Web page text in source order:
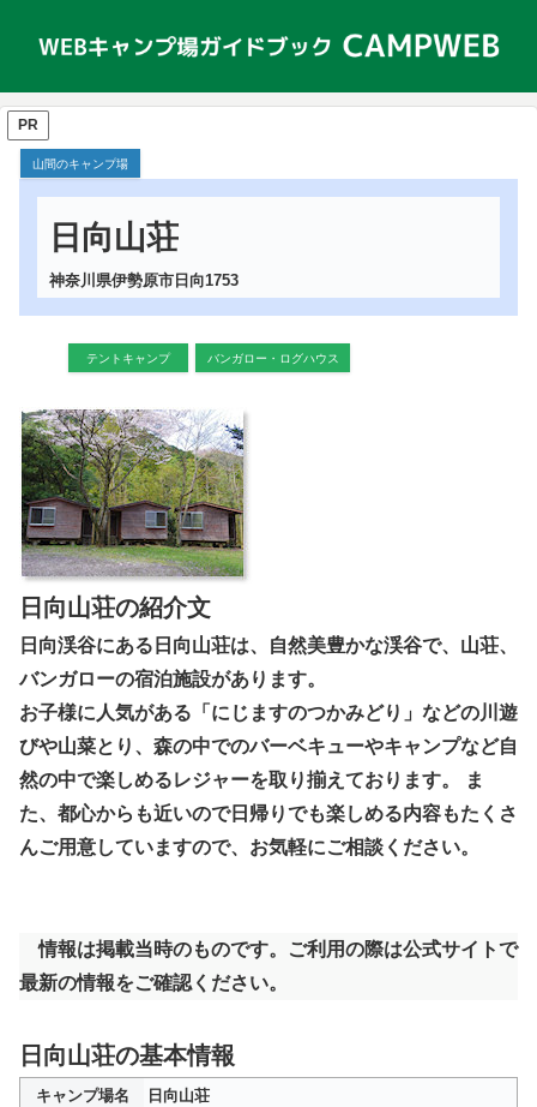
PR
山間のキャンプ場
日向山荘
神奈川県伊勢原市日向1753
テントキャンプ バンガロー・ログハウス
日向山荘の紹介文
日向渓谷にある日向山荘は、自然美豊かな渓谷で、山荘、
バンガローの宿泊施設があります。
お子様に人気がある「にじますのつかみどり」などの川遊
びや山菜とり、森の中でのバーベキューやキャンプなど自
然の中で楽しめるレジャーを取り揃えております。 ま
た、都心からも近いので日帰りでも楽しめる内容もたくさ
んご用意していますので、お気軽にご相談ください。
情報は掲載当時のものです。ご利用の際は公式サイトで
最新の情報をご確認ください。
日向山荘の基本情報
キャンプ場名
日向山荘